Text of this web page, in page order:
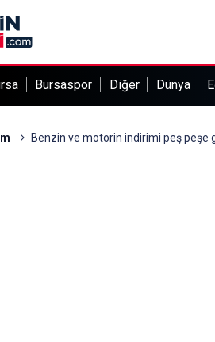
Bursaspor Diğer Dünya
Benzin ve motorin indirimi peş peşe